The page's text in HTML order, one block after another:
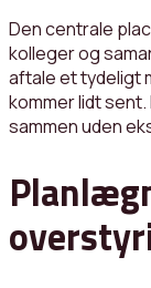
Den centrale
kolleger og
aftale et tydeligt
kommer lidt
sammen uden